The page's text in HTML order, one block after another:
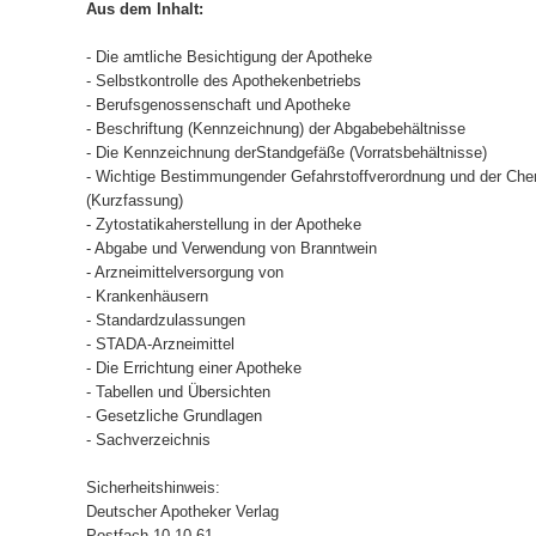
Aus dem Inhalt:
- Die amtliche Besichtigung der Apotheke
- Selbstkontrolle des Apothekenbetriebs
- Berufsgenossenschaft und Apotheke
- Beschriftung (Kennzeichnung) der Abgabebehältnisse
- Die Kennzeichnung derStandgefäße (Vorratsbehältnisse)
- Wichtige Bestimmungender Gefahrstoffverordnung und der
(Kurzfassung)
- Zytostatikaherstellung in der Apotheke
- Abgabe und Verwendung von Branntwein
- Arzneimittelversorgung von
- Krankenhäusern
- Standardzulassungen
- STADA-Arzneimittel
- Die Errichtung einer Apotheke
- Tabellen und Übersichten
- Gesetzliche Grundlagen
- Sachverzeichnis
Sicherheitshinweis:
Deutscher Apotheker Verlag